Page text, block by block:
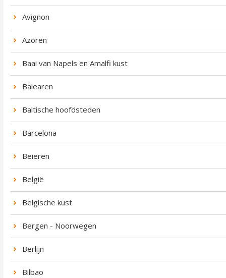
Avignon
Azoren
Baai van Napels en Amalfi kust
Balearen
Baltische hoofdsteden
Barcelona
Beieren
België
Belgische kust
Bergen - Noorwegen
Berlijn
Bilbao